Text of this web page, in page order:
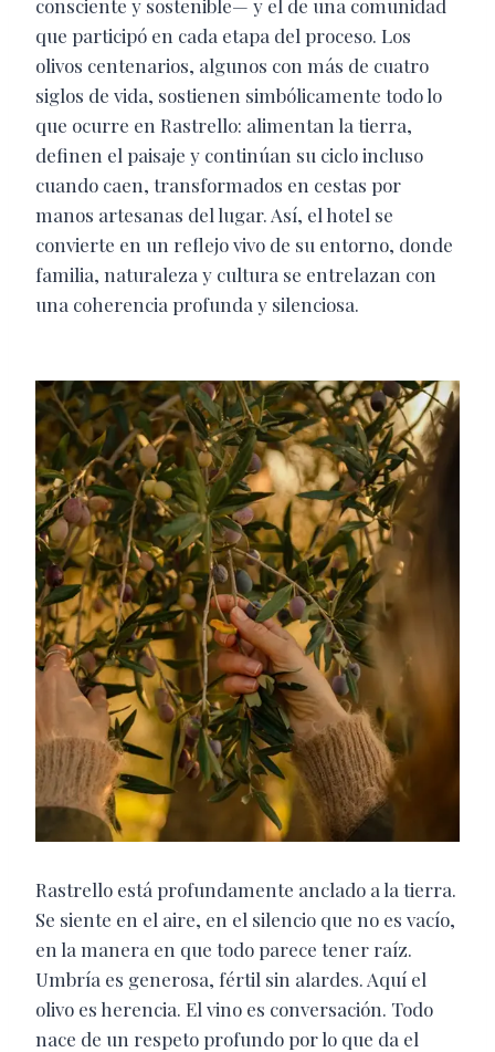
consciente y sostenible— y el de una comunidad
que participó en cada etapa del proceso. Los
olivos centenarios, algunos con más de cuatro
siglos de vida, sostienen simbólicamente todo lo
que ocurre en Rastrello: alimentan la tierra,
definen el paisaje y continúan su ciclo incluso
cuando caen, transformados en cestas por
manos artesanas del lugar. Así, el hotel se
convierte en un reflejo vivo de su entorno, donde
familia, naturaleza y cultura se entrelazan con
una coherencia profunda y silenciosa.
Rastrello está profundamente anclado a la tierra.
Se siente en el aire, en el silencio que no es vacío,
en la manera en que todo parece tener raíz.
Umbría es generosa, fértil sin alardes. Aquí el
olivo es herencia. El vino es conversación. Todo
nace de un respeto profundo por lo que da el